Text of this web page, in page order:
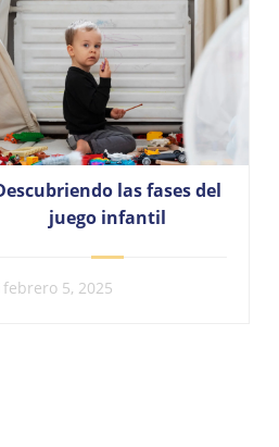
las fases del
juego infantil
febrero 5, 2025